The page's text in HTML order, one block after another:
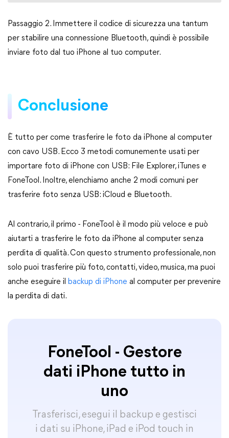
Passaggio 2. Immettere il codice di sicurezza una tantum
per stabilire una connessione Bluetooth, quindi è possibile
inviare foto dal tuo iPhone al tuo computer.
Conclusione
È tutto per come trasferire le foto da iPhone al computer
con cavo USB. Ecco 3 metodi comunemente usati per
importare foto di iPhone con USB: File Explorer, iTunes e
FoneTool. Inoltre, elenchiamo anche 2 modi comuni per
trasferire foto senza USB: iCloud e Bluetooth.
Al contrario, il primo - FoneTool è il modo più veloce e può
aiutarti a trasferire le foto da iPhone al computer senza
perdita di qualità. Con questo strumento professionale, non
solo puoi trasferire più foto, contatti, video, musica, ma puoi
anche eseguire il backup di iPhone al computer per prevenire
la perdita di dati.
FoneTool - Gestore
dati iPhone tutto in
uno
Trasferisci, esegui il backup e gestisci
i dati su iPhone, iPad e iPod touch in